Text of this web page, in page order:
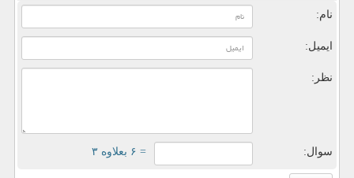
نام:
ایمیل:
نظر:
سوال: = ۶ بعلاوه ۳